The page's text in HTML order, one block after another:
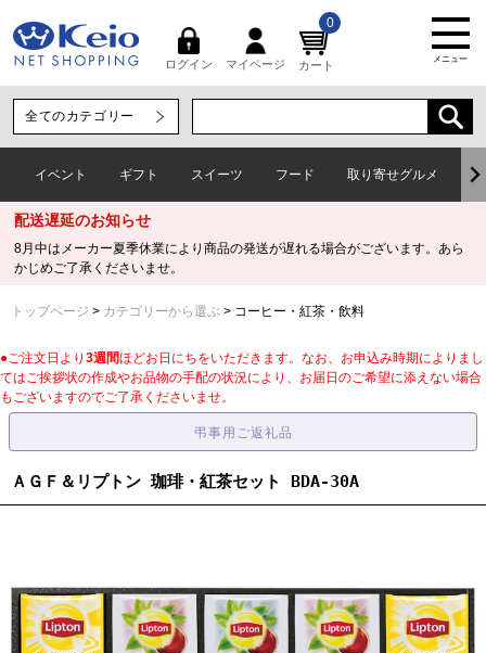
ログイン マイページ カート
0
メニュー
イベント ギフト スイーツ フード 取り寄せグルメ
配送遅延のお知らせ
8月中はメーカー夏季休業により商品の発送が遅れる場合がございます。あら
かじめご了承くださいませ。
トップページ カテゴリーから選ぶ コーヒー・紅茶・飲料
●ご注文日より 3週間ほどお日にちをいただきます。なお、お申込み時期によりまし
てはご挨拶状の作成やお品物の手配の状況により、お届日のご希望に添えない場合
もございますのでご了承くださいませ。
ＡＧＦ＆リプトン 珈琲・紅茶セット BDA-30A